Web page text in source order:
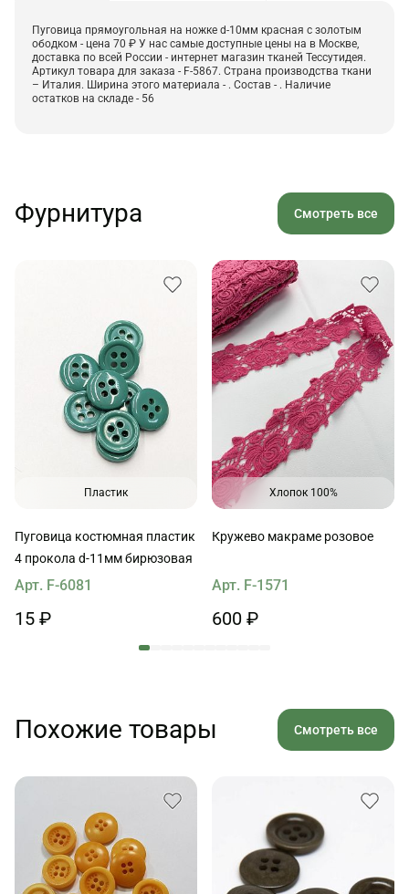
Пуговица прямоугольная на ножке d-10мм красная с золотым
ободком - цена 70 ₽ У нас самые доступные цены на в Москве,
доставка по всей России - интернет магазин тканей Тессутидея.
Артикул товара для заказа - F-5867. Страна производства ткани
– Италия. Ширина этого материала - . Состав - . Наличие
остатков на складе - 56
Фурнитура Смотреть все
Пластик
Пуговица костюмная пластик
4 прокола d-11мм бирюзовая
Арт. F-6081
15 ₽
Хлопок 100%
Кружево макраме розовое
Арт. F-1571
600 ₽
Похожие товары Смотреть все